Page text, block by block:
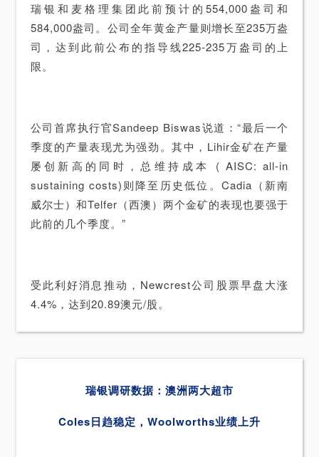
瑞银和麦格理集团此前预计的554,000盎司和
584,000盎司。公司全年黄金产量则增长至235万盎
司，达到此前公布的指导线225-235万盎司的上
限。
公司首席执行官Sandeep Biswas说道：“最后一个
季度的产量表现尤为强劲。其中，Lihir金矿在产量
屡创新高的同时，总维持成本 ( AISC: all-in
sustaining costs)则降至历史低位。Cadia（新南
威尔士）和Telfer（西澳）两个金矿的表现也要强于
此前的几个季度。”
受此利好消息推动，Newcrest公司股票早盘大涨
4.4%，达到20.89澳元/股。
瑞银调研数据：澳洲两大超市
Coles日趋稳定， Woolworths业绩上升